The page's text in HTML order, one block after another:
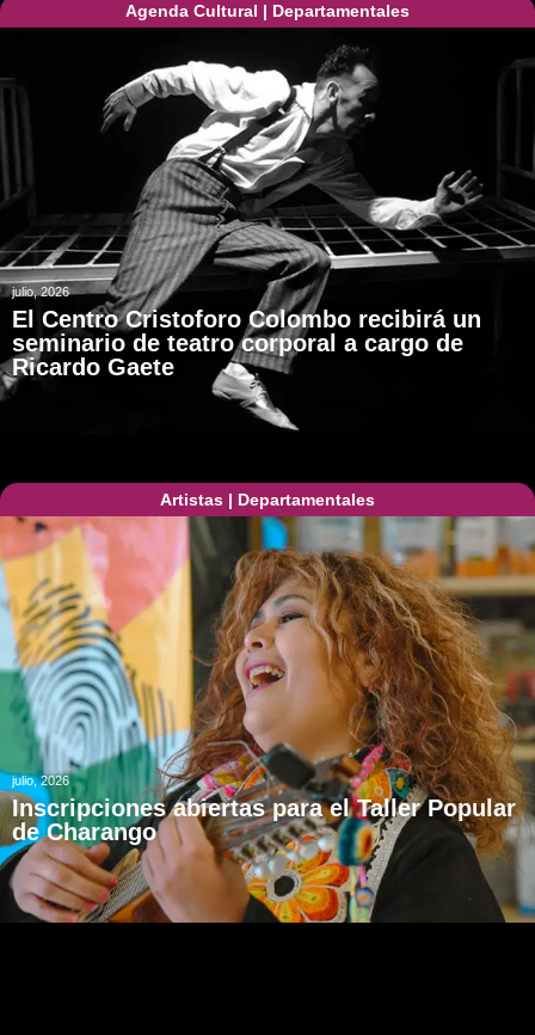
Agenda Cultural | Departamentales
julio, 2026
El Centro Cristoforo Colombo recibirá un
seminario de teatro corporal a cargo de
Ricardo Gaete
Artistas | Departamentales
julio, 2026
Inscripciones abiertas para el Taller Popular
de Charango